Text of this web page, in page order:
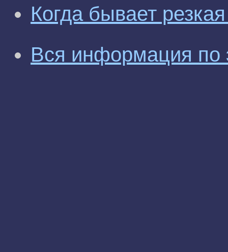
Когда бывает
Вся информация по